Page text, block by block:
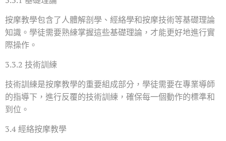
按摩教學包含了人體解剖學、經絡學和按摩技術等基礎理論
知識。學徒需要熟練掌握這些基礎理論，才能更好地進行實
際操作。
3.3.2 技術訓練
技術訓練是按摩教學的重要組成部分，學徒需要在專業導師
的指導下，進行反覆的技術訓練，確保每一個動作的標準和
到位。
3.4 經絡按摩教學